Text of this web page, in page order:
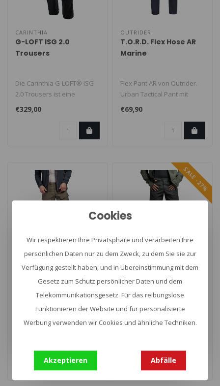
CARINTHIA
G-LOFT ISG 2.0
Trousers
Die Carinthia G-LOFT® ISG
2.0 Trousers ist eine
isolierte Softshell-Hose
(Insul..
€329,00
OUTRIDER
T.O.R.D. Flex Hose AR
Marine
Flex Pant AR von Outrider.
Urban Tactical Pant mit
hohem Komfort und
praktischen..
€69,90
TATONKA
Tatonka een super
gemaakt van e..
SALE -27%
TATONKA
Tatonka een zeer
geventileerde outd..
Cookies
Wir respektieren Ihre Privatsphäre und verarbeiten Ihre
persönlichen Daten nur zu dem Zweck, zu dem Sie sie zur
Verfügung gestellt haben, und in Übereinstimmung mit dem
Gesetz zum Schutz persönlicher Daten und dem
Telekommunikationsgesetz. Für das reibungslose
Funktionieren der Website und für personalisierte
Werbung verwenden wir Cookies und ähnliche Techniken.
Akzeptieren Abfälle